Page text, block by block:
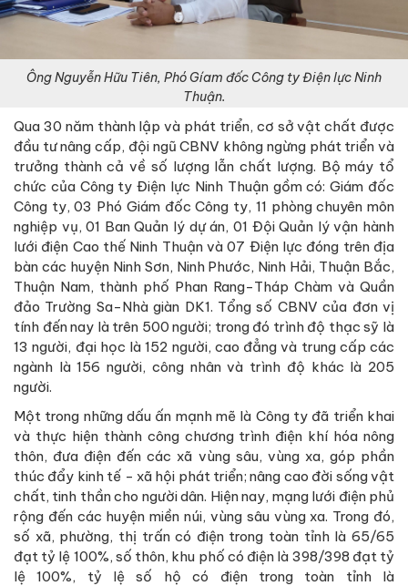
Ông Nguyễn Hữu Tiên, Phó Gíam đốc Công ty Điện lực Ninh
Thuận.
Qua 30 năm thành lập và phát triển, cơ sở vật chất được
đầu tư nâng cấp, đội ngũ CBNV không ngừng phát triển và
trưởng thành cả về số lượng lẫn chất lượng. Bộ máy tổ
chức của Công ty Điện lực Ninh Thuận gồm có: Giám đốc
Công ty, 03 Phó Giám đốc Công ty, 11 phòng chuyên môn
nghiệp vụ, 01 Ban Quản lý dự án, 01 Đội Quản lý vận hành
lưới điện Cao thế Ninh Thuận và 07 Điện lực đóng trên địa
bàn các huyện Ninh Sơn, Ninh Phước, Ninh Hải, Thuận Bắc,
Thuận Nam, thành phố Phan Rang-Tháp Chàm và Quần
đảo Trường Sa-Nhà giàn DK1. Tổng số CBNV của đơn vị
tính đến nay là trên 500 người; trong đó trình độ thạc sỹ là
13 người, đại học là 152 người, cao đẳng và trung cấp các
ngành là 156 người, công nhân và trình độ khác là 205
người.
Một trong những dấu ấn mạnh mẽ là Công ty đã triển khai
và thực hiện thành công chương trình điện khí hóa nông
thôn, đưa điện đến các xã vùng sâu, vùng xa, góp phần
thúc đẩy kinh tế - xã hội phát triển; nâng cao đời sống vật
chất, tinh thần cho người dân. Hiện nay, mạng lưới điện phủ
rộng đến các huyện miền núi, vùng sâu vùng xa. Trong đó,
số xã, phường, thị trấn có điện trong toàn tỉnh là 65/65
đạt tỷ lệ 100%, số thôn, khu phố có điện là 398/398 đạt tỷ
lệ 100%, tỷ lệ số hộ có điện trong toàn tỉnh là